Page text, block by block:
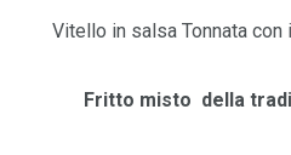
Vitello in salsa Tonnata
Fritto misto della